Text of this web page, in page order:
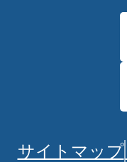
サイトマップ